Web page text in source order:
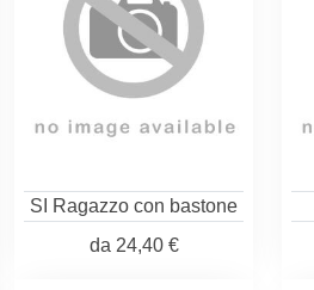
SI Ragazzo con bastone
da 24,40 €